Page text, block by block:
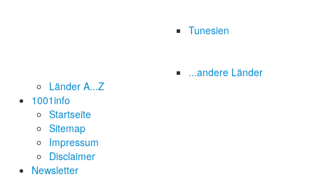
Tunesien
...andere Länder
Länder A...Z
1001info
Startseite
Sitemap
Impressum
Disclaimer
Newsletter